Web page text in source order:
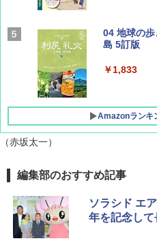
サライ
04 地球の
島 5訂版
￥1,833
Amazonランキ
[キャンパー
プテント 傘
ッとサンシ
ッシュ 簡単
&ハイキン
DEWEL パ
ラソル ガー
防水 UVカ
き
（赤坂太一）
編集部のおすすめ記事
ソラシド エ
年を記念し